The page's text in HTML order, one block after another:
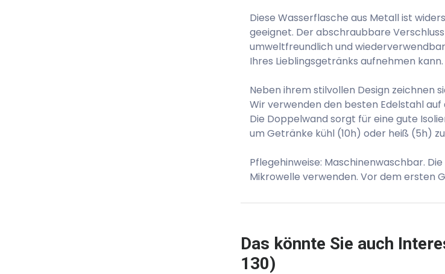
Diese Wasserflasche aus Metall ist
geeignet. Der abschraubbare
umweltfreundlich und
Ihres Lieblingsgetränks aufnehmen kann.
Neben ihrem stilvollen Design zeichnen
Wir verwenden den besten Edelstahl auf
Die Doppelwand sorgt für eine gute
um Getränke kühl (10h) oder heiß (5h)
Pflegehinweise: Maschinenwaschbar.
Mikrowelle verwenden. Vor dem ersten
Das könnte Sie auch
130)